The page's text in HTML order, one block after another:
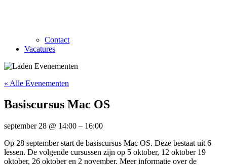
Contact
Vacatures
« Alle Evenementen
Basiscursus Mac OS
september 28 @ 14:00 – 16:00
Op 28 september start de basiscursus Mac OS. Deze bestaat uit 6
lessen. De volgende cursussen zijn op 5 oktober, 12 oktober 19
oktober, 26 oktober en 2 november. Meer informatie over de